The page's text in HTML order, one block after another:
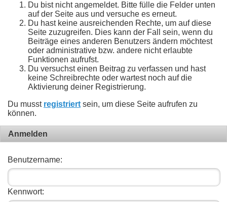
Du bist nicht angemeldet. Bitte fülle die Felder unten
auf der Seite aus und versuche es erneut.
Du hast keine ausreichenden Rechte, um auf diese
Seite zuzugreifen. Dies kann der Fall sein, wenn du
Beiträge eines anderen Benutzers ändern möchtest
oder administrative bzw. andere nicht erlaubte
Funktionen aufrufst.
Du versuchst einen Beitrag zu verfassen und hast
keine Schreibrechte oder wartest noch auf die
Aktivierung deiner Registrierung.
Du musst registriert sein, um diese Seite aufrufen zu
können.
Anmelden
Benutzername:
Kennwort: